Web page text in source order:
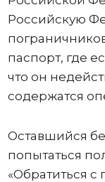
Российскую
паспорт, где
что он
содержатся
Оставшийся
попытаться
«Обратиться